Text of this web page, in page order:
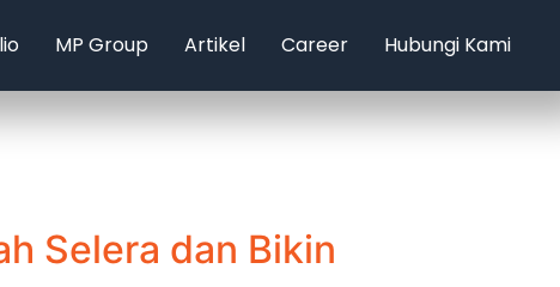
MP Group Artikel Career Hubungi Kami
Selera dan Bikin